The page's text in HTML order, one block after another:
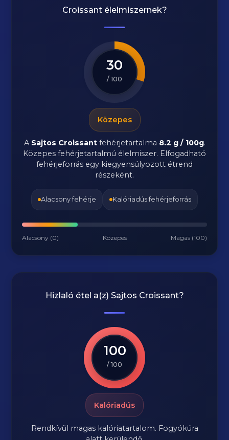
Croissantélelmiszernek?
30
/ 100
Közepes
A Sajtos Croissantfehérjetartalma 8.2 g / 100g.
Közepes fehérjetartalmú élelmiszer. Elfogadható
fehérjeforrás egy kiegyensúlyozott étrend
részeként.
Alacsony fehérje Kalóriadús fehérjeforrás
Alacsony (0) Közepes Magas (100)
Hizlaló étel a(z) Sajtos Croissant?
100
/ 100
Kalóriadús
Rendkívül magas kalóriatartalom. Fogyókúra